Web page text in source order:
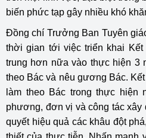
biến phức tạp gây nhiều khó
Đồng chí Trưởng Ban Tuyên
thời gian tới việc triển khai
trung hơn nữa vào thực hiện 3
theo Bác và nêu gương Bác.
làm theo Bác trong thực hiện
phương, đơn vị và công tác
quyết hiệu quả các khâu đột